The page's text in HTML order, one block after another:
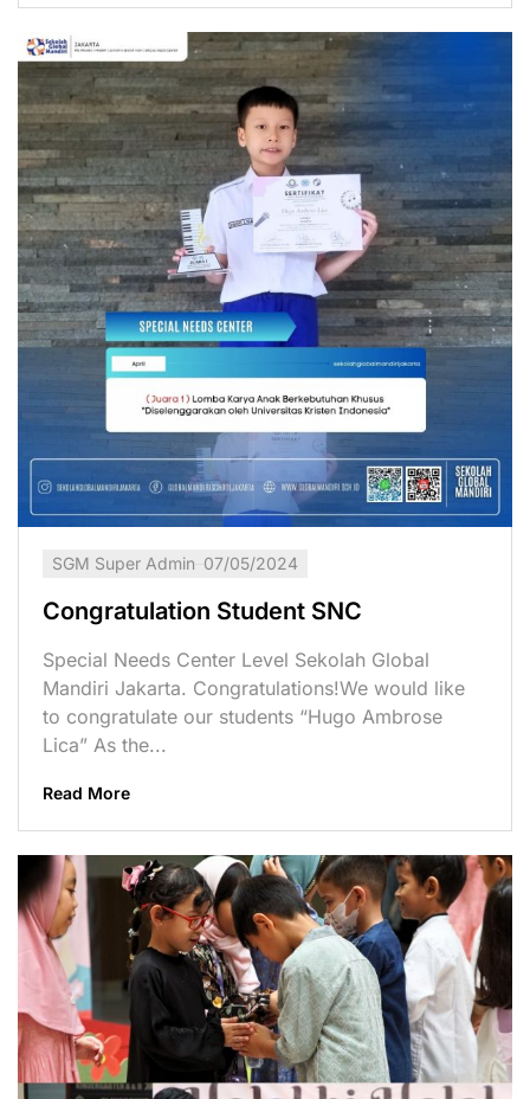
SGM Super Admin 07/05/2024
Congratulation Student SNC
Special Needs Center Level Sekolah Global
Mandiri Jakarta. Congratulations!We would like
to congratulate our students “Hugo Ambrose
Lica” As the...
Read More